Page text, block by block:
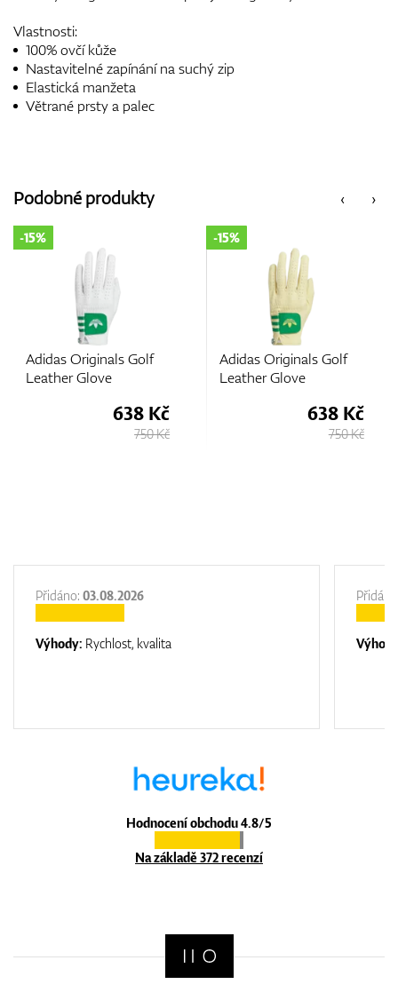
Vlastnosti:
100% ovčí kůže
Nastavitelné zapínání na suchý zip
Elastická manžeta
Větrané prsty a palec
‹
Podobné produkty ›
Adidas Originals Golf
Leather Glove
638 Kč
Adidas Originals Golf
Leather Glove
638
Hodnocení obchodu 4.8/5
Na základě 372 recenzí
Přidáno: 03.08.2026
Výhody: Rychlost, kvalita